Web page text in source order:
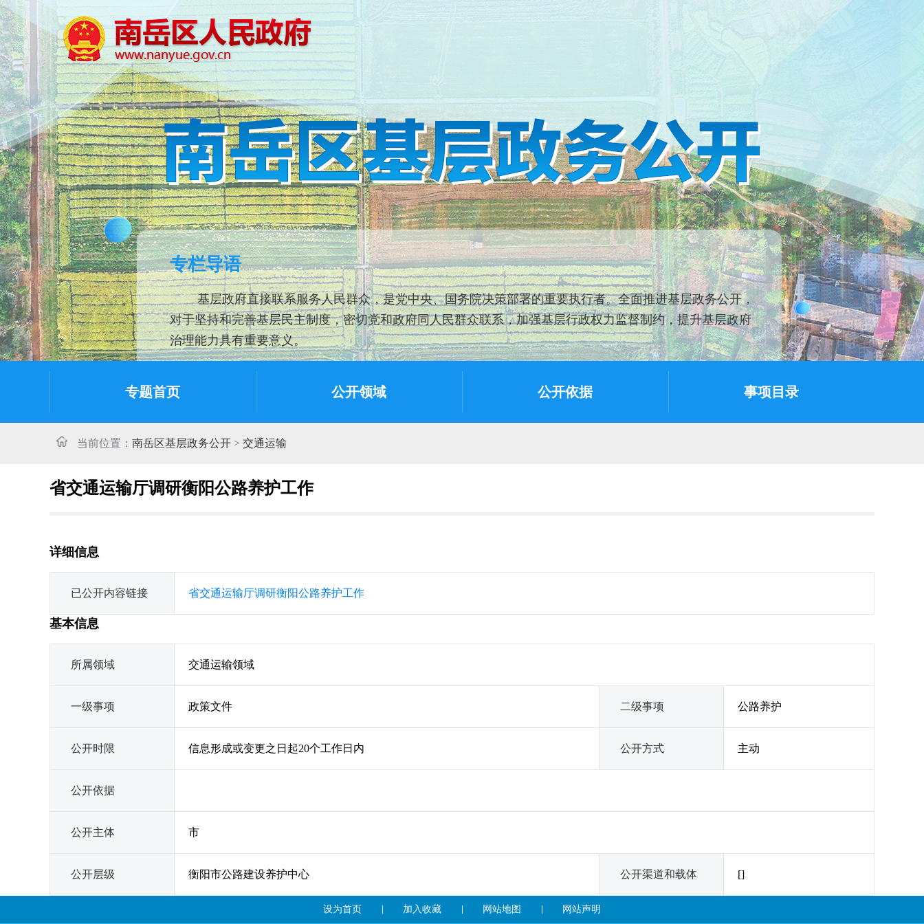
专栏导语
基层政府直接联系服务人民群众，是党中央、国务院决策部署的重要执行者。全面推进基层政务公开，
对于坚持和完善基层民主制度，密切党和政府同人民群众联系，加强基层行政权力监督制约，提升基层政府
治理能力具有重要意义。
专题首页 公开领域 公开依据 事项目录
当前位置： 南岳区基层政务公开 > 交通运输
省交通运输厅调研衡阳公路养护工作
详细信息
已公开内容链接 省交通运输厅调研衡阳公路养护工作
基本信息
所属领域 交通运输领域
一级事项 政策文件 二级事项 公路养护
公开时限 信息形成或变更之日起20个工作日内 公开方式 主动
公开依据
公开主体 市
公开层级 衡阳市公路建设养护中心 公开渠道和载体 []
设为首页 加入收藏 网站地图 网站声明